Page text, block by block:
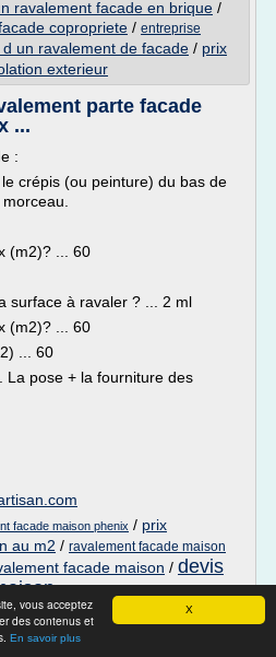
X
vous acceptez
des contenus et
En savoir plus
ravalement facade en brique /
copropriete / entreprise
d un ravalement de facade / prix
exterieur
parte facade
...
:
crépis (ou peinture) du bas de
(m2)? ... 60
surface à ravaler ? ... 2 ml
(m2)? ... 60
... 60
La pose + la fourniture des
facade maison phenix / prix
au m2 / ravalement facade maison
facade maison / devis
de façade | Coût